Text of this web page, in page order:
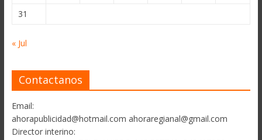
31
« Jul
Contactanos
Email:
ahorapublicidad@hotmail.com ahoraregianal@gmail.com
Director interino: